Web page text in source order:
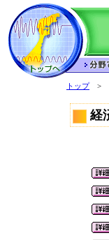
トップ>
経